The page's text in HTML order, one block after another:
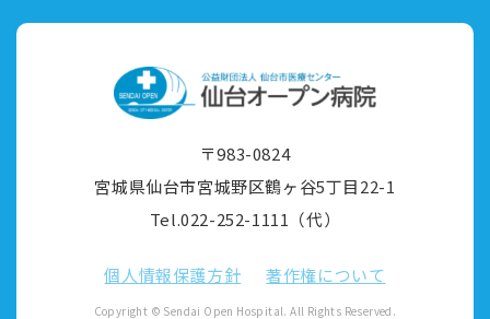
〒983-0824
宮城県仙台市宮城野区鶴ヶ⾕5丁⽬22-1
Tel.022-252-1111（代）
個⼈情報保護⽅針 著作権について
Copyright © Sendai Open Hospital. All Rights Reserved.